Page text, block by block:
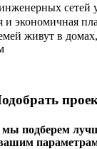
сетей
и экономичная
живут в
подберем